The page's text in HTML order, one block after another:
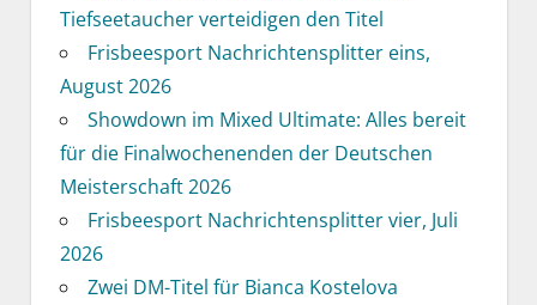
Tiefseetaucher verteidigen den Titel
Frisbeesport Nachrichtensplitter eins,
August 2026
Showdown im Mixed Ultimate: Alles bereit
für die Finalwochenenden der Deutschen
Meisterschaft 2026
Frisbeesport Nachrichtensplitter vier, Juli
2026
Zwei DM-Titel für Bianca Kostelova